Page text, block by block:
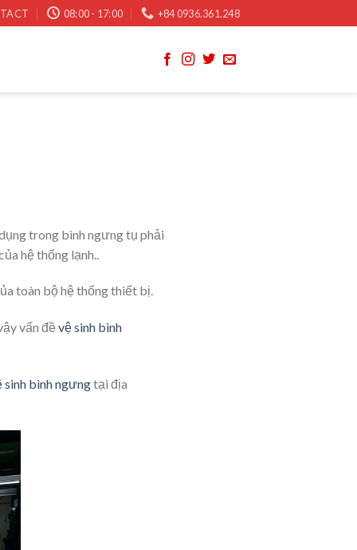
08:00 - 17:00 +84 0936.361.248
trong bình ngưng tụ phải
hệ thống lạnh..
toàn bộ hệ thống thiết bị.
vấn đề vệ sinh bình
sinh bình ngưngtại địa